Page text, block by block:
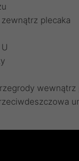
plecaka
wewnątrz